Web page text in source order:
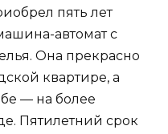
пять лет
автомат с
Она прекрасно
квартире, а
— на более
Пятилетний срок